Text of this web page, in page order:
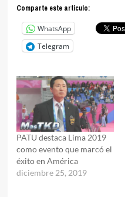
Comparte este articulo:
WhatsApp
Telegram
PATU destaca Lima 2019
como evento que marcó el
éxito en América
diciembre 25, 2019